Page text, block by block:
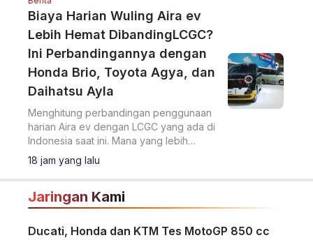
Biaya Harian Wuling Aira ev
Lebih Hemat DibandingLCGC?
Ini Perbandingannya dengan
Honda Brio, Toyota Agya, dan
Daihatsu Ayla
Menghitung perbandingan penggunaan
harian Aira ev dengan LCGC yang ada di
Indonesia saat ini. Mana yang lebih
hemat?
18 jam yang lalu
Jaringan Kami
Ducati, Honda dan KTM Tes MotoGP 850 cc